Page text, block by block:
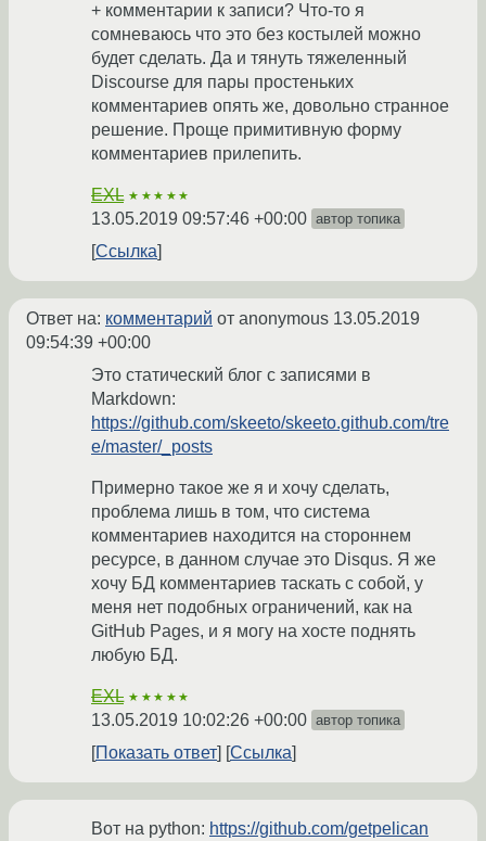
+ комментарии к записи? Что-то я
сомневаюсь что это без костылей можно
будет сделать. Да и тянуть тяжеленный
Discourse для пары простеньких
комментариев опять же, довольно странное
решение. Проще примитивную форму
комментариев прилепить.
EXL ★★★★★
13.05.2019 09:57:46 +00:00 автор топика
Ссылка
Ответ на: комментарий от anonymous 13.05.2019
09:54:39 +00:00
Это статический блог с записями в
Markdown:
https://github.com/skeeto/skeeto.github.com/tre
e/master/_posts
Примерно такое же я и хочу сделать,
проблема лишь в том, что система
комментариев находится на стороннем
ресурсе, в данном случае это Disqus. Я же
хочу БД комментариев таскать с собой, у
меня нет подобных ограничений, как на
GitHub Pages, и я могу на хосте поднять
любую БД.
EXL ★★★★★
13.05.2019 10:02:26 +00:00 автор топика
Показать ответ Ссылка
Вот на python: https://github.com/getpelican